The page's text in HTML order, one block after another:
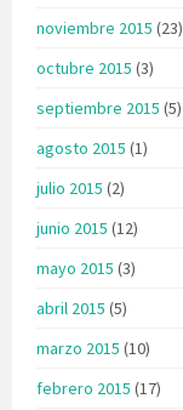
noviembre 2015 (23)
octubre 2015 (3)
septiembre 2015 (5)
agosto 2015 (1)
julio 2015 (2)
junio 2015 (12)
mayo 2015 (3)
abril 2015 (5)
marzo 2015 (10)
febrero 2015 (17)